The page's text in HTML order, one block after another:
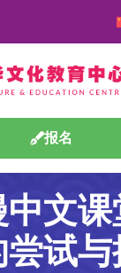
报名
文
试